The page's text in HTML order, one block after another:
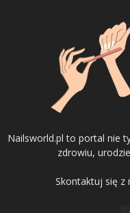
Nailsworld.pl to portal nie
zdrowiu,
Skontaktuj się z